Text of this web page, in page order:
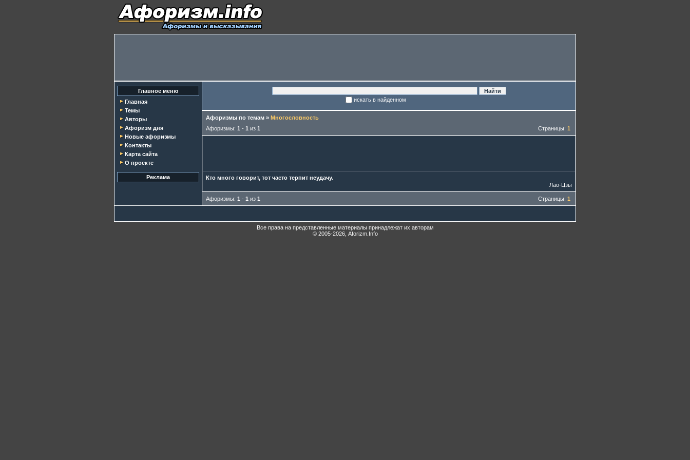
Главное меню
Главная
Темы
Авторы
Афоризм дня
Новые афоризмы
Контакты
Карта сайта
О проекте
Реклама
искать в найденном
Афоризмы по темам » Многословность
Афоризмы: 1 - 1 из 1 Страницы: 1
Кто много говорит, тот часто терпит неудачу.
Лао-Цзы
Афоризмы: 1 - 1 из 1 Страницы: 1
Все права на представленные материалы принадлежат их авторам
© 2005-2026, Aforizm.Info